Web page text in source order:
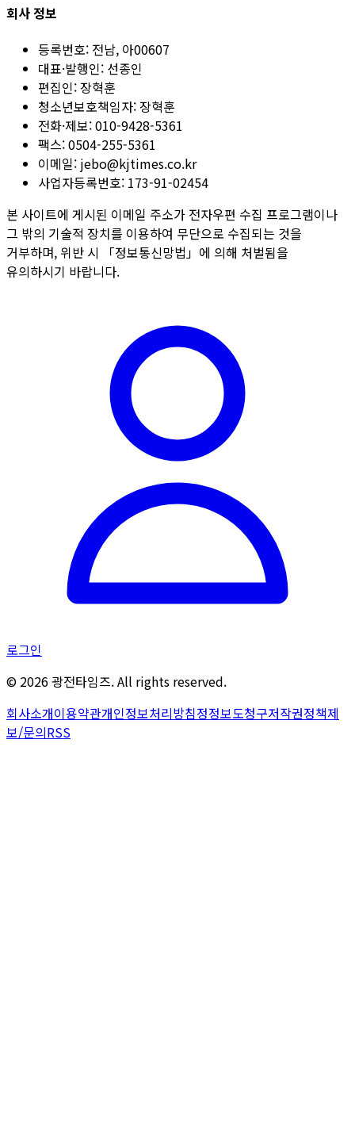
회사 정보
등록번호: 전남, 아00607
대표·발행인: 선종인
편집인: 장혁훈
청소년보호책임자: 장혁훈
전화·제보:010-9428-5361
팩스:0504-255-5361
이메일: jebo@kjtimes.co.kr
사업자등록번호: 173-91-02454
본 사이트에 게시된 이메일 주소가 전자우편 수집 프로그램이나
그 밖의 기술적 장치를 이용하여 무단으로 수집되는 것을
거부하며, 위반 시 「정보통신망법」에 의해 처벌됨을
유의하시기 바랍니다.
로그인
© 2026광전타임즈. All rights reserved.
회사소개이용약관개인정보처리방침정정보도청구저작권정책제
보/문의RSS